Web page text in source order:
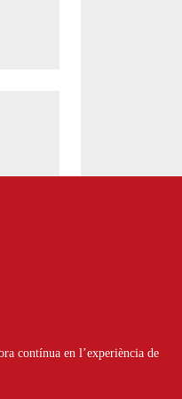
contínua en l’experiència de